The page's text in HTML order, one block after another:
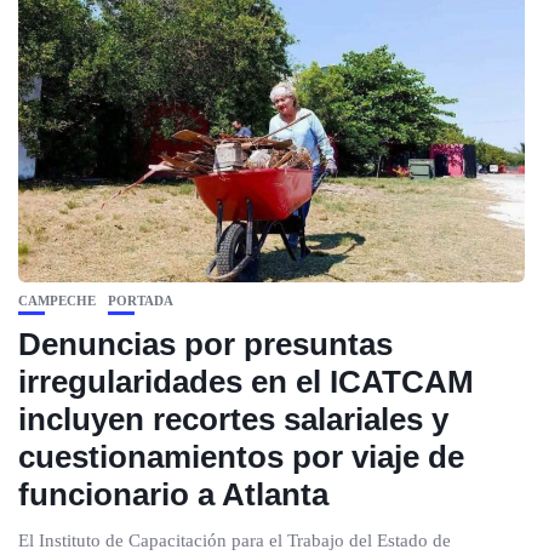
CAMPECHE PORTADA
Denuncias por presuntas
irregularidades en el ICATCAM
incluyen recortes salariales y
cuestionamientos por viaje de
funcionario a Atlanta
El Instituto de Capacitación para el Trabajo del Estado de